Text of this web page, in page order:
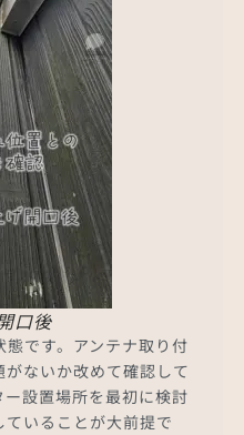
口後
です。アンテナ取り付
ないか改めて確認して
設置場所を最初に検討
いることが大前提で